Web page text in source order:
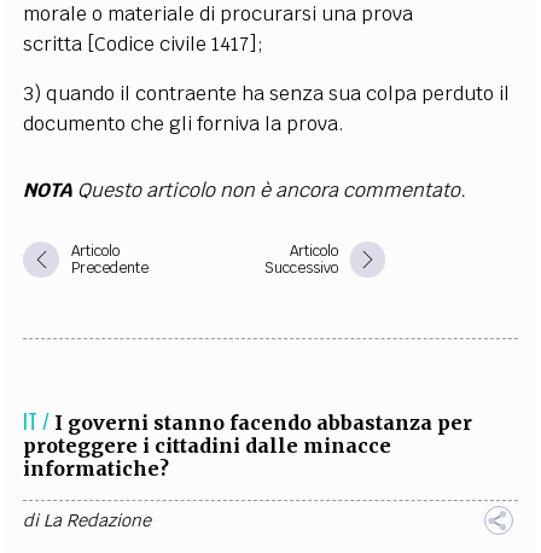
morale o materiale di procurarsi una prova
scritta [Codice civile 1417];
3) quando il contraente ha senza sua colpa perduto il
documento che gli forniva la prova.
NOTA Questo articolo non è ancora commentato.
Articolo
Precedente
Articolo
Successivo
IT / I governi stanno facendo abbastanza per
proteggere i cittadini dalle minacce
informatiche?
diLa Redazione